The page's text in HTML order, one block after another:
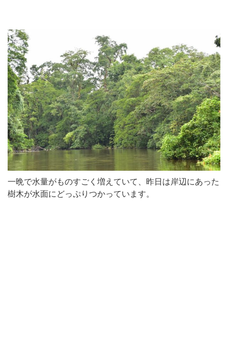
一晩で水量がものすごく増えていて、昨日は岸辺にあった
樹木が水面にどっぷりつかっています。